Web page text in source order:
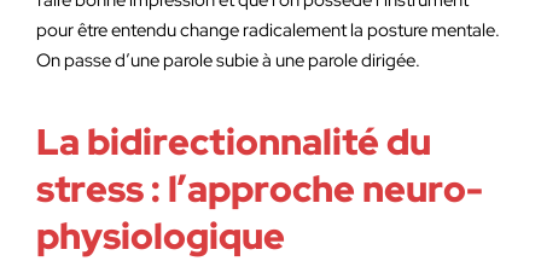
pour être entendu change radicalement la posture mentale.
On passe d’une parole subie à une parole dirigée.
La bidirectionnalité du
stress : l’approche neuro-
physiologique